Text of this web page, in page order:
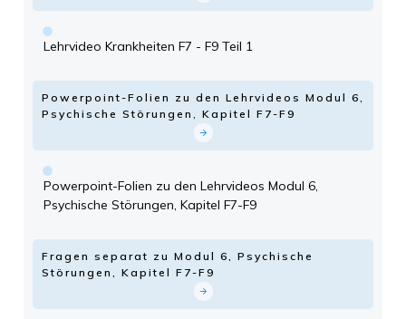
Lehrvideo Krankheiten F7 - F9 Teil 1
Powerpoint-Folien zu den Lehrvideos Modul 6,
Psychische Störungen, Kapitel F7-F9
Powerpoint-Folien zu den Lehrvideos Modul 6,
Psychische Störungen, Kapitel F7-F9
Fragen separat zu Modul 6, Psychische
Störungen, Kapitel F7-F9